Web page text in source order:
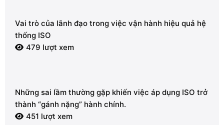
Vai trò của lãnh đạo trong việc vận hành hiệu quả hệ
thống ISO
479 lượt xem
Những sai lầm thường gặp khiến việc áp dụng ISO trở
thành “gánh nặng” hành chính.
451 lượt xem